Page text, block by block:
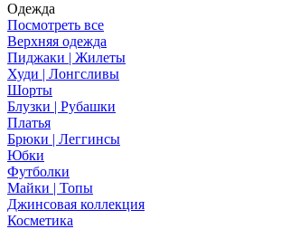
Одежда
Посмотреть все
Верхняя одежда
Пиджаки | Жилеты
Худи | Лонгсливы
Шорты
Блузки | Рубашки
Платья
Брюки | Леггинсы
Юбки
Футболки
Майки | Топы
Джинсовая коллекция
Косметика